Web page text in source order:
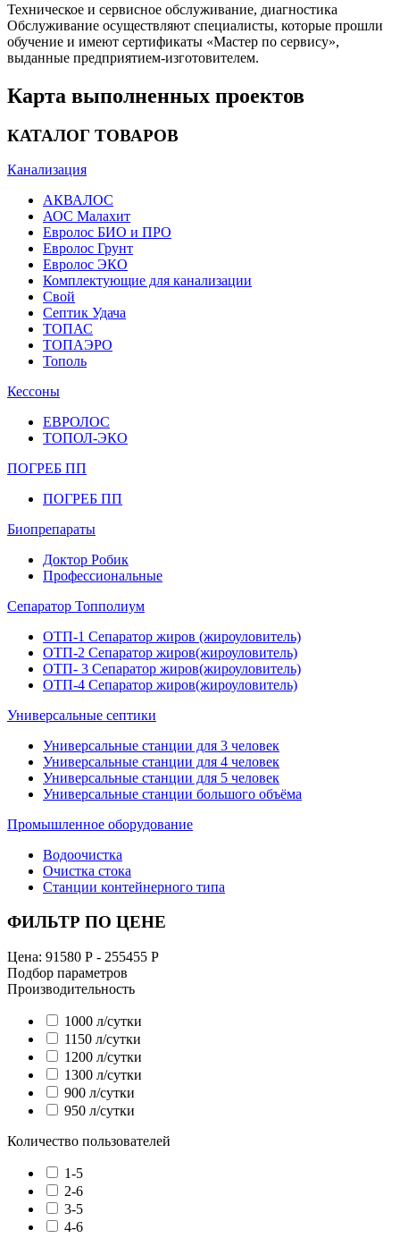
Техническое и сервисное обслуживание, диагностика
Обслуживание осуществляют специалисты, которые прошли
обучение и имеют сертификаты «Мастер по сервису»,
выданные предприятием-изготовителем.
Карта выполненных проектов
КАТАЛОГ ТОВАРОВ
Канализация
АКВАЛОС
АОС Малахит
Евролос БИО и ПРО
Евролос Грунт
Евролос ЭКО
Комплектующие для канализации
Свой
Септик Удача
ТОПАС
ТОПАЭРО
Тополь
Кессоны
ЕВРОЛОС
ТОПОЛ-ЭКО
ПОГРЕБ ПП
ПОГРЕБ ПП
Биопрепараты
Доктор Робик
Профессиональные
Сепаратор Топполиум
ОТП-1 Сепаратор жиров (жироуловитель)
ОТП-2 Сепаратор жиров(жироуловитель)
ОТП- 3 Сепаратор жиров(жироуловитель)
ОТП-4 Сепаратор жиров(жироуловитель)
Универсальные септики
Универсальные станции для 3 человек
Универсальные станции для 4 человек
Универсальные станции для 5 человек
Универсальные станции большого объёма
Промышленное оборудование
Водоочистка
Очистка стока
Станции контейнерного типа
ФИЛЬТР ПО ЦЕНЕ
Цена: 91580 Р - 255455 Р
Подбор параметров
Производительность
1000 л/сутки
1150 л/сутки
1200 л/сутки
1300 л/сутки
900 л/сутки
950 л/сутки
Количество пользователей
1-5
2-6
3-5
4-6